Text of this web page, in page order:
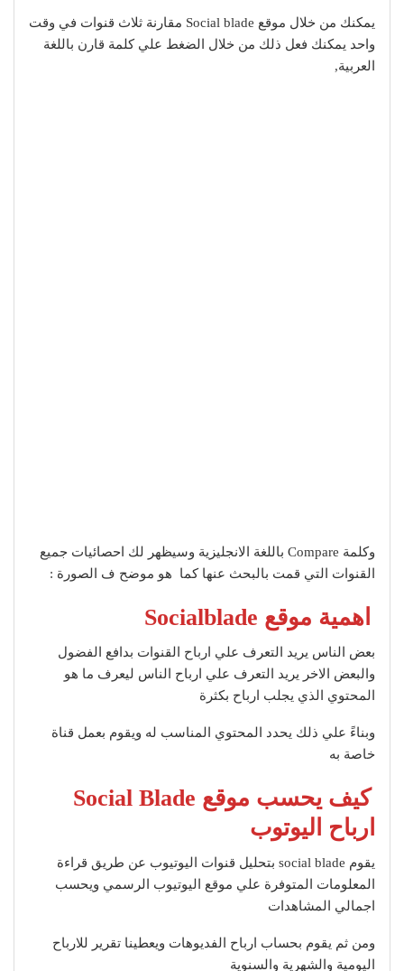
يمكنك من خلال موقع Social blade مقارنة ثلاث قنوات في وقت
واحد يمكنك فعل ذلك من خلال الضغط علي كلمة قارن باللغة
العربية,
وكلمة Compare باللغة الانجليزية وسيظهر لك احصائيات جميع
القنوات التي قمت بالبحث عنها كما هو موضح ف الصورة :
اهمية موقع Socialblade
بعض الناس يريد التعرف علي ارباح القنوات بدافع الفضول
والبعض الاخر يريد التعرف علي ارباح الناس ليعرف ما هو
المحتوي الذي يجلب ارباح بكثرة
وبناءً علي ذلك يحدد المحتوي المناسب له ويقوم بعمل قناة
خاصة به
كيف يحسب موقع Social Blade
ارباح اليوتوب
يقوم social blade بتحليل قنوات اليوتيوب عن طريق قراءة
المعلومات المتوفرة علي موقع اليوتيوب الرسمي ويحسب
اجمالي المشاهدات
ومن ثم يقوم بحساب ارباح الفديوهات ويعطينا تقرير للارباح
اليومية والشهرية والسنوية